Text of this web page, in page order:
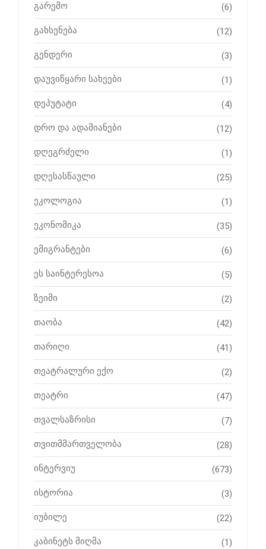
გარემო (6)
გახსენება (12)
გენდერი (3)
დაუვიწყარი სახეები (1)
დეპუტატი (4)
დრო და ადამიანები (12)
დღეგრძელი (1)
დღესასწაული (25)
ეკოლოგია (1)
ეკონომიკა (35)
ემიგრანტები (6)
ეს საინტერესოა (5)
ზეიმი (2)
თაობა (42)
თარიღი (41)
თეატრალური ექო (2)
თეატრი (47)
თვალსაზრისი (7)
თვითმმართველობა (28)
ინტერვიუ (673)
ისტორია (3)
იუბილე (22)
კაბინეტს მიღმა (1)